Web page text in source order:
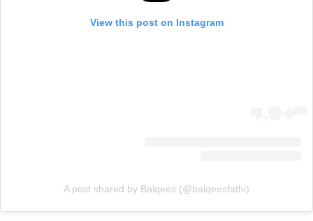
View this post on Instagram
A post shared by Balqees (@balqeesfathi)